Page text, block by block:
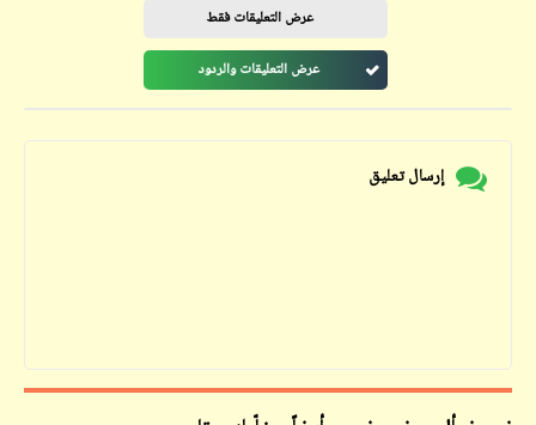
عرض التعليقات فقط
عرض التعليقات والردود
إرسال تعليق